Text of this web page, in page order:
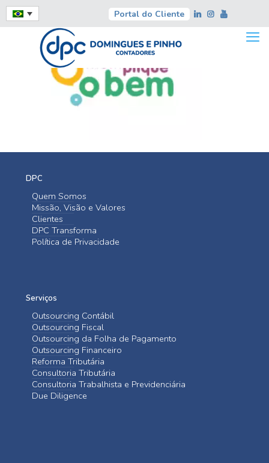
Portal do Cliente
DPC
Quem Somos
Missão, Visão e Valores
Clientes
DPC Transforma
Política de Privacidade
Serviços
Outsourcing Contábil
Outsourcing Fiscal
Outsourcing da Folha de Pagamento
Outsourcing Financeiro
Reforma Tributária
Consultoria Tributária
Consultoria Trabalhista e Previdenciária
Due Diligence